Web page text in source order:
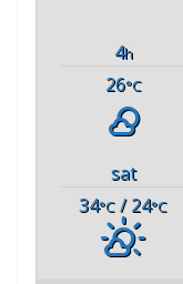
4h
26°C
sat
34°C / 24°C